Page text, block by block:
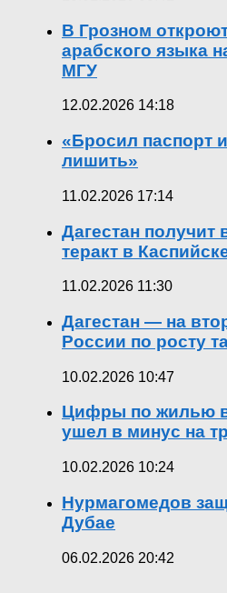
В Грозном
арабского языка
МГУ
12.02.2026 14:18
«Бросил паспорт
лишить»
11.02.2026 17:14
Дагестан получит
теракт в
11.02.2026 11:30
Дагестан — на
России по росту
10.02.2026 10:47
Цифры по жилью
ушел в минус на
10.02.2026 10:24
Нурмагомедов
Дубае
06.02.2026 20:42